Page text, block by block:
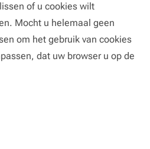
of u cookies wilt
Mocht u helemaal geen
om het gebruik van cookies
dat uw browser u op de